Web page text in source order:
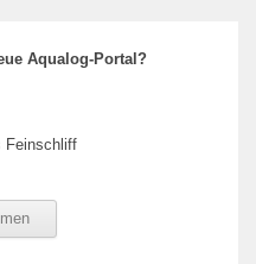
Aqualog-Portal?
Feinschliff